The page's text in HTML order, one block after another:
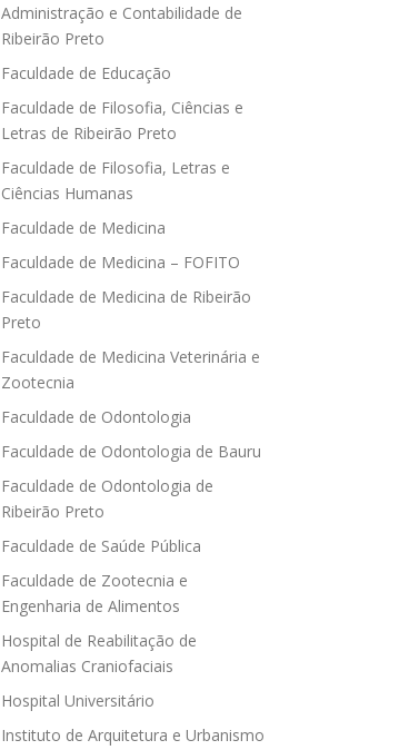
Administração e Contabilidade de
Ribeirão Preto
Faculdade de Educação
Faculdade de Filosofia, Ciências e
Letras de Ribeirão Preto
Faculdade de Filosofia, Letras e
Ciências Humanas
Faculdade de Medicina
Faculdade de Medicina – FOFITO
Faculdade de Medicina de Ribeirão
Preto
Faculdade de Medicina Veterinária e
Zootecnia
Faculdade de Odontologia
Faculdade de Odontologia de Bauru
Faculdade de Odontologia de
Ribeirão Preto
Faculdade de Saúde Pública
Faculdade de Zootecnia e
Engenharia de Alimentos
Hospital de Reabilitação de
Anomalias Craniofaciais
Hospital Universitário
Instituto de Arquitetura e Urbanismo